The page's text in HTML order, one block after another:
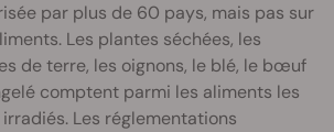
par plus de 60 pays, mais pas sur
Les plantes séchées, les
de terre, les oignons, le blé, le bœuf
comptent parmi les aliments les
Les réglementations